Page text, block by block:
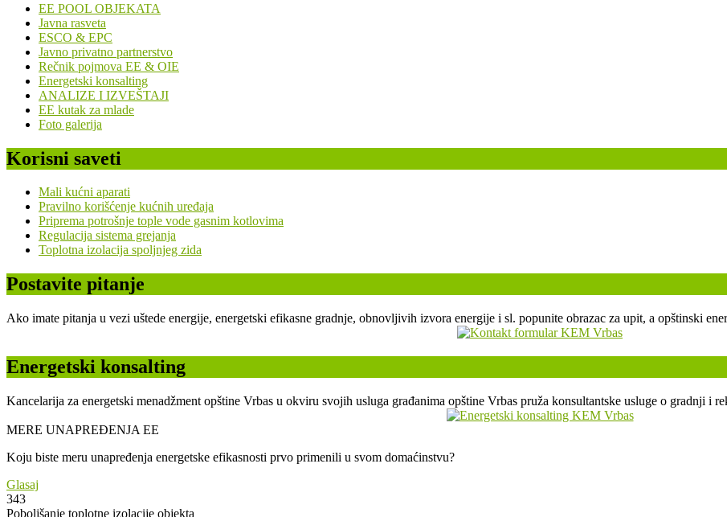
EE POOL OBJEKATA
Javna rasveta
ESCO & EPC
Javno privatno partnerstvo
Rečnik pojmova EE & OIE
Energetski konsalting
ANALIZE I IZVEŠTAJI
EE kutak za mlade
Foto galerija
Korisni saveti
Mali kućni aparati
Pravilno korišćenje kućnih uređaja
Priprema potrošnje tople vode gasnim kotlovima
Regulacija sistema grejanja
Toplotna izolacija spoljnjeg zida
Postavite pitanje
Ako imate pitanja u vezi uštede energije, energetski efikasne gradnje, obnovljivih izvora energije i sl. popunite obrazac za upit, a opštinski
Energetski konsalting
Kancelarija za energetski menadžment opštine Vrbas u okviru svojih usluga građanima opštine Vrbas pruža konsultantske usluge o gradnji i
MERE UNAPREĐENJA EE
Koju biste meru unapređenja energetske efikasnosti prvo primenili u svom domaćinstvu?
Glasaj
343
Poboljšanje toplotne izolacije objekta